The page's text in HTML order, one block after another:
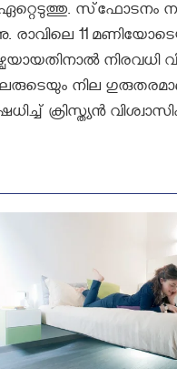
സ്‌ഫോടനം
രാവിലെ 11
നിരവധി
പലരുടെയും നില
ക്രിസ്ത്യന്‍